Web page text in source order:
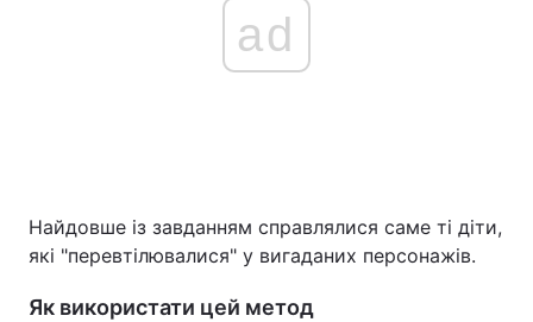
ad
Найдовше із завданням справлялися саме ті діти,
які "перевтілювалися" у вигаданих персонажів.
Як використати цей метод